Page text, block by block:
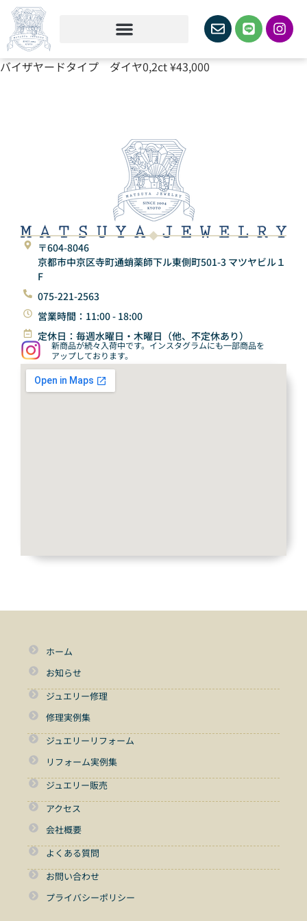
バイザヤードタイプ ダイヤ0,2ct ¥43,000
〒604-8046
京都市中京区寺町通蛸薬師下ル東側町501-3 マツヤビル１
F
075-221-2563
営業時間：11:00 - 18:00
定休日：毎週水曜日・木曜日（他、不定休あり）
新商品が続々入荷中です。インスタグラムにも一部商品を
アップしております。
ホーム
お知らせ
ジュエリー修理
修理実例集
ジュエリーリフォーム
リフォーム実例集
ジュエリー販売
アクセス
会社概要
よくある質問
お問い合わせ
プライバシーポリシー